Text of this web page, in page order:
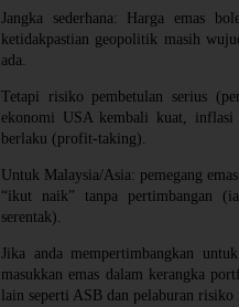
Jangka sederhana: Harga emas
ketidakpastian geopolitik masih
ada.
Tetapi risiko pembetulan serius
ekonomi USA kembali kuat,
berlaku (profit-taking).
Untuk Malaysia/Asia: pemegang
“ikut naik” tanpa pertimbangan
serentak).
Jika anda mempertimbangkan
masukkan emas dalam kerangka
lain seperti ASB dan pelaburan